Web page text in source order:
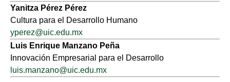
Yanitza Pérez Pérez
Cultura para el Desarrollo Humano
yperez@uic.edu.mx
Luis Enrique Manzano Peña
Innovación Empresarial para el Desarrollo
luis.manzano@uic.edu.mx